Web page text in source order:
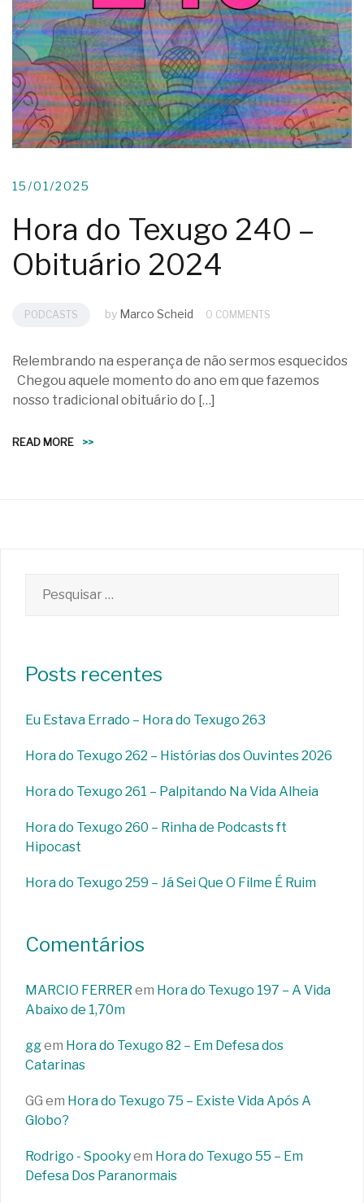
15/01/2025
Hora do Texugo 240 –
Obituário 2024
PODCASTS by Marco Scheid 0 COMMENTS
Relembrando na esperança de não sermos esquecidos
Chegou aquele momento do ano em que fazemos
nosso tradicional obituário do […]
READ MORE >>
por:
Posts recentes
Eu Estava Errado – Hora do Texugo 263
Hora do Texugo 262 – Histórias dos Ouvintes 2026
Hora do Texugo 261 – Palpitando Na Vida Alheia
Hora do Texugo 260 – Rinha de Podcasts ft
Hipocast
Hora do Texugo 259 – Já Sei Que O Filme É Ruim
Comentários
MARCIO FERRER em Hora do Texugo 197 – A Vida
Abaixo de 1,70m
ggem Hora do Texugo 82 – Em Defesa dos
Catarinas
GG em Hora do Texugo 75 – Existe Vida Após A
Globo?
Rodrigo - Spookyem Hora do Texugo 55 – Em
Defesa Dos Paranormais